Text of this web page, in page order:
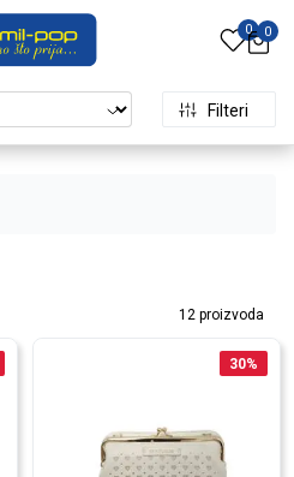
0 0
Filteri
12 proizvoda
30%